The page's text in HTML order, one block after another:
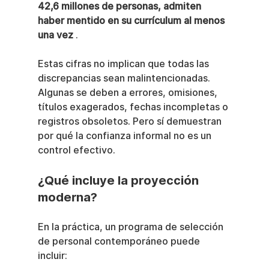
42,6 millones de personas, admiten
haber mentido en su currículum al menos
una vez .
Estas cifras no implican que todas las
discrepancias sean malintencionadas.
Algunas se deben a errores, omisiones,
títulos exagerados, fechas incompletas o
registros obsoletos. Pero sí demuestran
por qué la confianza informal no es un
control efectivo.
¿Qué incluye la proyección
moderna?
En la práctica, un programa de selección
de personal contemporáneo puede
incluir: